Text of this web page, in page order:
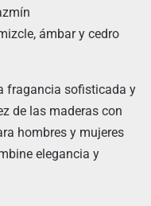
ámbar y cedro
fragancia sofisticada y
de las maderas con
hombres y mujeres
elegancia y